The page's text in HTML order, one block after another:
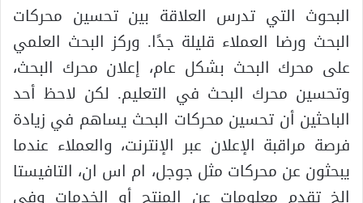
البحوث التي تدرس العلاقة بين تحسين محركات
البحث ورضا العملاء قليلة جدًا. وركز البحث العلمي
على محرك البحث بشكل عام، إعلان محرك البحث،
وتحسين محرك البحث في التعليم. لكن لاحظ أحد
الباحثين أن تحسين محركات البحث يساهم في زيادة
فرصة مراقبة الإعلان عبر الإنترنت، والعملاء عندما
يبحثون عن محركات مثل جوجل، ام اس ان، التافيستا
الخ تقدم معلومات عن المنتج أو الخدمات وفي